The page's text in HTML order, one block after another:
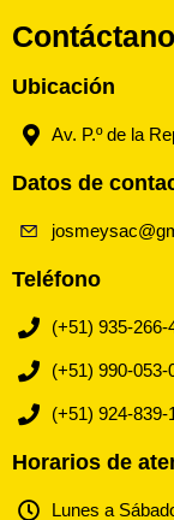
Ubicación
Av. P.º de la
Datos de
Teléfono
(+51) 935-266-
(+51) 990-053-
(+51) 924-839-
Horarios de
Lunes a